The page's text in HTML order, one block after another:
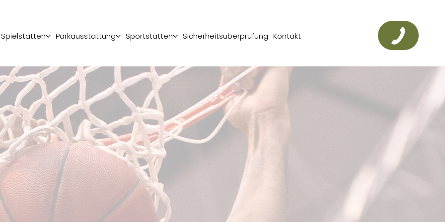
Spielstätten Parkausstattung Sportstätten Sicherheitsüberprüfung Kontakt